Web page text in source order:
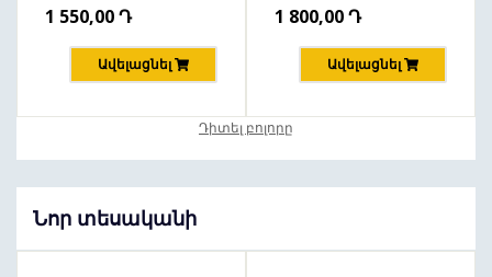
1 550,00Դ
Ավելացնել
1 800,00Դ
Ավելացնել
Դիտել բոլորը
Նոր տեսականի